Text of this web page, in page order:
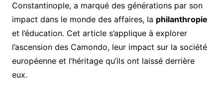
Constantinople, a marqué des générations par son
impact dans le monde des affaires, la philanthropie
et l’éducation. Cet article s’applique à explorer
l’ascension des Camondo, leur impact sur la société
européenne et l’héritage qu’ils ont laissé derrière
eux.